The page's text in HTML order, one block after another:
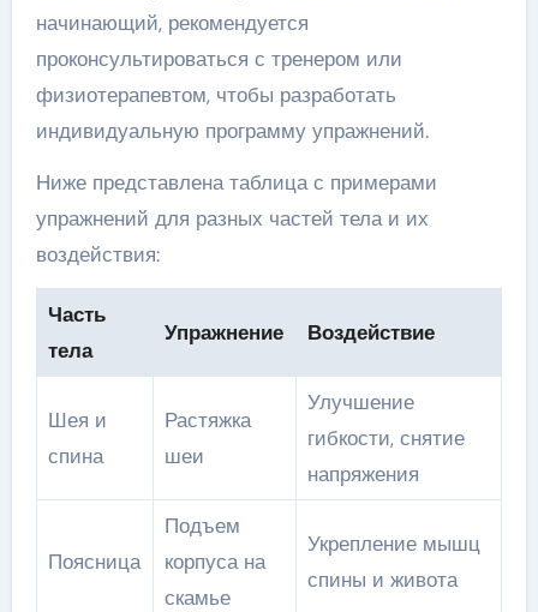
начинающий, рекомендуется
проконсультироваться с тренером или
физиотерапевтом, чтобы разработать
индивидуальную программу упражнений.
Ниже представлена таблица с примерами
упражнений для разных частей тела и их
воздействия:
Часть
тела
Упражнение Воздействие
Шея и
спина
Растяжка
шеи
Улучшение
гибкости, снятие
напряжения
Поясница
Подъем
корпуса на
скамье
Укрепление мышц
спины и живота